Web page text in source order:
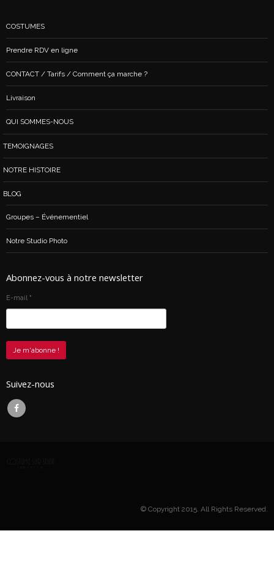
COSTUMES
Prendre RDV en ligne
CONTACT / Tarifs / Comment ça marche ?
Livraison
QUI SOMMES-NOUS
TEMOIGNAGES
NOTRE HISTOIRE
BLOG
Groupes – Événementiel
Notre Studio Photo
Abonnez-vous à notre newsletter
E-mail *
Suivez-nous
© Copyright 2015. All Rights Reserved.